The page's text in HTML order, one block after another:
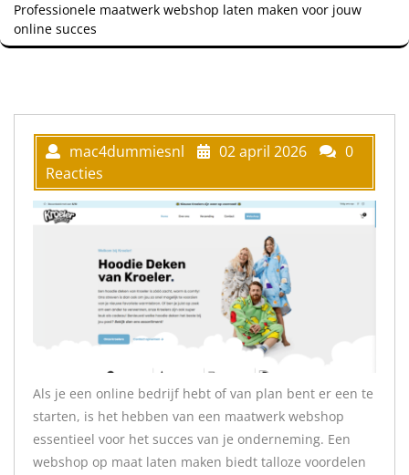
Professionele maatwerk webshop laten maken voor jouw
online succes
mac4dummiesnl 02 april 2026
0
Reacties
Als je een online bedrijf hebt of van plan bent er een te
starten, is het hebben van een maatwerk webshop
essentieel voor het succes van je onderneming. Een
webshop op maat laten maken biedt talloze voordelen